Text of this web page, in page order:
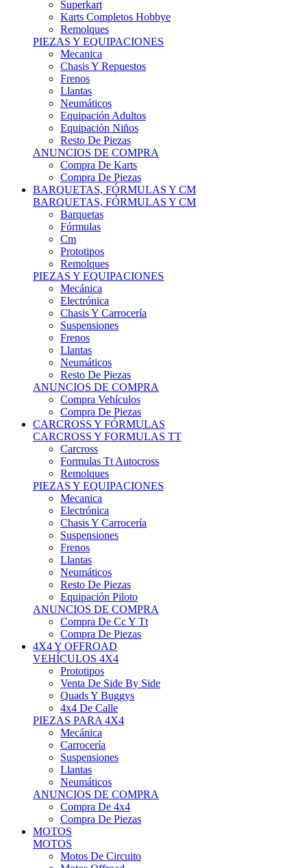
Superkart
Karts Completos Hobbye
Remolques
PIEZAS Y EQUIPACIONES
Mecanica
Chasis Y Repuestos
Frenos
Llantas
Neumáticos
Equipación Adultos
Equipación Niños
Resto De Piezas
ANUNCIOS DE COMPRA
Compra De Karts
Compra De Piezas
BARQUETAS, FÓRMULAS Y CM
BARQUETAS, FÓRMULAS Y CM
Barquetas
Fórmulas
Cm
Prototipos
Remolques
PIEZAS Y EQUIPACIONES
Mecánica
Electrónica
Chasis Y Carrocería
Suspensiones
Frenos
Llantas
Neumáticos
Resto De Piezas
ANUNCIOS DE COMPRA
Compra Vehículos
Compra De Piezas
CARCROSS Y FÓRMULAS
CARCROSS Y FORMULAS TT
Carcross
Formulas Tt Autocross
Remolques
PIEZAS Y EQUIPACIONES
Mecanica
Electrónica
Chasis Y Carrocería
Suspensiones
Frenos
Llantas
Neumáticos
Resto De Piezas
Equipación Piloto
ANUNCIOS DE COMPRA
Compra De Cc Y Tt
Compra De Piezas
4X4 Y OFFROAD
VEHÍCULOS 4X4
Prototipos
Venta De Side By Side
Quads Y Buggys
4x4 De Calle
PIEZAS PARA 4X4
Mecánica
Carrocería
Suspensiones
Llantas
Neumáticos
ANUNCIOS DE COMPRA
Compra De 4x4
Compra De Piezas
MOTOS
MOTOS
Motos De Circuito